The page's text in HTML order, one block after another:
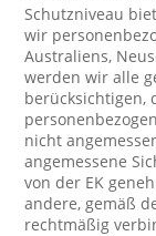
Schutzniveau
wir
Australiens,
werden wir alle
berücksichtigen,
nicht
angemessene
von der EK
andere, gemäß
rechtmäßig